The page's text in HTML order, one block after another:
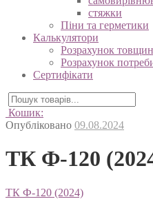
стяжки
Піни та герметики
Калькулятори
Розрахунок
Розрахунок
Сертифікати
Кошик:
Опубліковано 09.08.2024
ТК Ф-120
ТК Ф-120 (2024)